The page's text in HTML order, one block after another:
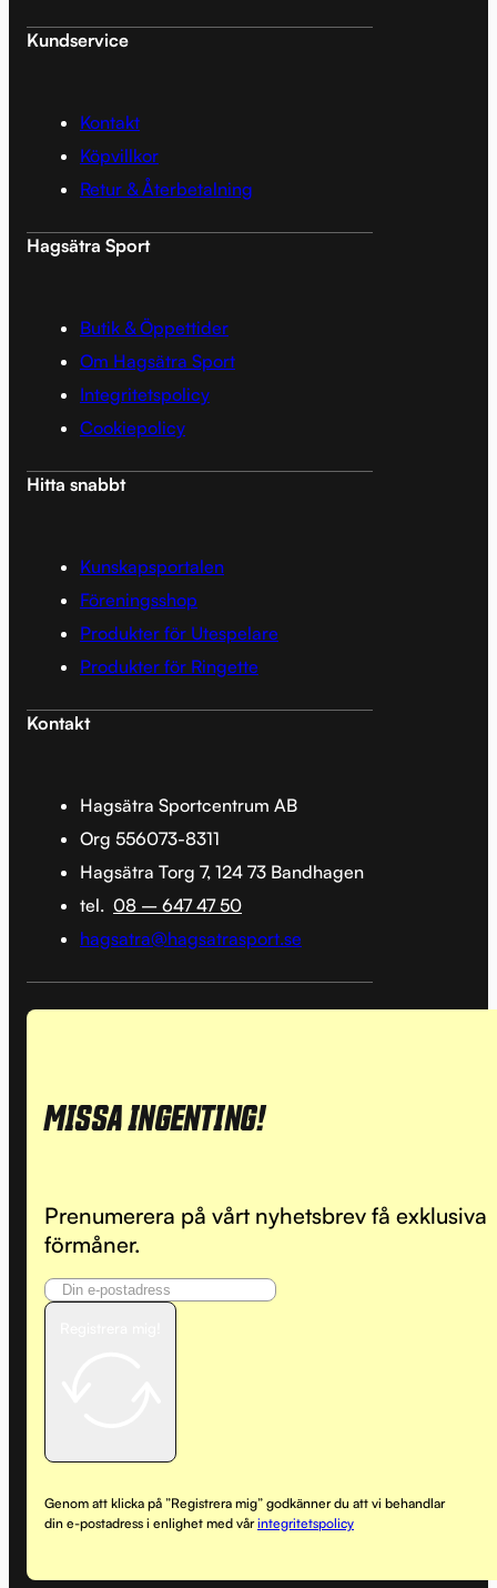
Kundservice
Kontakt
Köpvillkor
Retur & Återbetalning
Hagsätra Sport
Butik & Öppettider
Om Hagsätra Sport
Integritetspolicy
Cookiepolicy
Hitta snabbt
Kunskapsportalen
Föreningsshop
Produkter för Utespelare
Produkter för Ringette
Kontakt
Hagsätra Sportcentrum AB
Org 556073-8311
Hagsätra Torg 7, 124 73 Bandhagen
tel. 08 – 647 47 50
hagsatra@hagsatrasport.se
MISSA INGENTING!
Prenumerera på vårt nyhetsbrev få exklusiva
förmåner.
Genom att klicka på ”Registrera mig” godkänner du att vi behandlar
din e-postadress i enlighet med vårintegritetspolicy